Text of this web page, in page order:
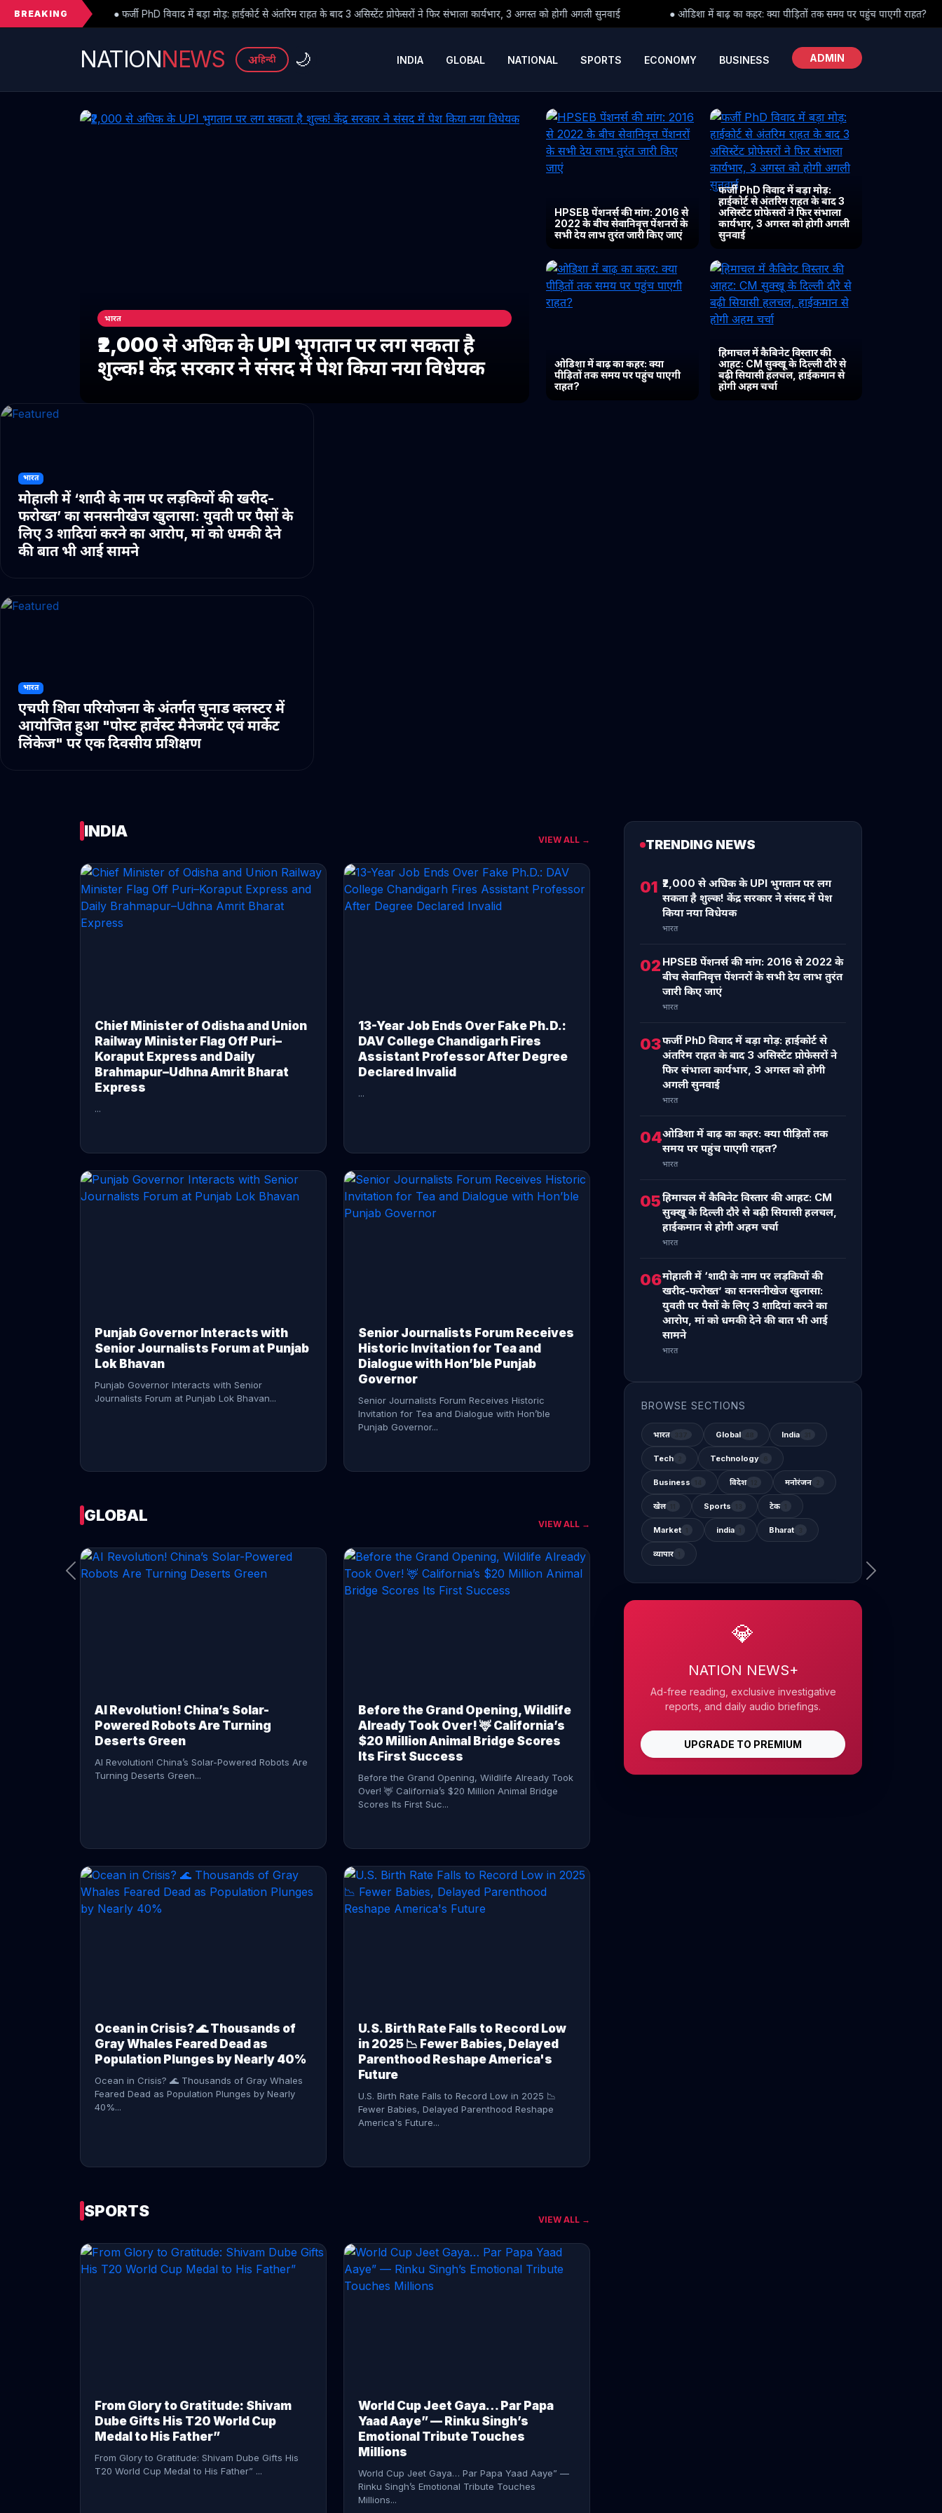
BREAKING
फर्जी PhD विवाद में बड़ा मोड़: हाईकोर्ट से अंतरिम राहत के बाद 3 असिस्टेंट प्रोफेसरों ने फिर संभाला कार्यभार, 3 अगस्त को होगी अगली सुनवाई ● ओडिशा में बाढ़ का कहर: क्या पीड़ितों तक समय पर पहुंच पाएगी राहत? ● हिमाचल में कैबिनेट
NATIONNEWS अहिन्दी 🌙 INDIA GLOBAL NATIONAL SPORTS ECONOMY BUSINESS ADMIN
भारत
₹2,000 से अधिक के UPI भुगतान पर लग सकता है
शुल्क! केंद्र सरकार ने संसद में पेश किया नया विधेयक
HPSEB पेंशनर्स की मांग: 2016 से
2022 के बीच सेवानिवृत्त पेंशनरों के
सभी देय लाभ तुरंत जारी किए जाएं
फर्जी PhD विवाद में बड़ा मोड़:
हाईकोर्ट से अंतरिम राहत के बाद 3
असिस्टेंट प्रोफेसरों ने फिर संभाला
कार्यभार, 3 अगस्त को होगी अगली
सुनवाई
ओडिशा में बाढ़ का कहर: क्या
पीड़ितों तक समय पर पहुंच पाएगी
राहत?
हिमाचल में कैबिनेट विस्तार की
आहट: CM सुक्खू के दिल्ली दौरे से
बढ़ी सियासी हलचल, हाईकमान से
होगी अहम चर्चा
भारत
मोहाली में ‘शादी के नाम पर लड़कियों की खरीद-
फरोख्त’ का सनसनीखेज खुलासा: युवती पर पैसों के
लिए 3 शादियां करने का आरोप, मां को धमकी देने
की बात भी आई सामने
भारत
एचपी शिवा परियोजना के अंतर्गत चुनाड क्लस्टर में
आयोजित हुआ "पोस्ट हार्वेस्ट मैनेजमेंट एवं मार्केट
लिंकेज" पर एक दिवसीय प्रशिक्षण
INDIA VIEW ALL →
Chief Minister of Odisha and Union
Railway Minister Flag Off Puri–
Koraput Express and Daily
Brahmapur–Udhna Amrit Bharat
Express
...
13-Year Job Ends Over Fake Ph.D.:
DAV College Chandigarh Fires
Assistant Professor After Degree
Declared Invalid
...
Punjab Governor Interacts with
Senior Journalists Forum at Punjab
Lok Bhavan
Punjab Governor Interacts with Senior
Journalists Forum at Punjab Lok Bhavan...
Senior Journalists Forum Receives
Historic Invitation for Tea and
Dialogue with Hon’ble Punjab
Governor
Senior Journalists Forum Receives Historic
Invitation for Tea and Dialogue with Hon’ble
Punjab Governor...
CONTINUE READING →
GLOBAL VIEW ALL →
AI Revolution! China’s Solar-
Powered Robots Are Turning
Deserts Green
AI Revolution! China’s Solar-Powered Robots Are
Turning Deserts Green...
Before the Grand Opening, Wildlife
Already Took Over! 🦌 California’s
$20 Million Animal Bridge Scores
Its First Success
Before the Grand Opening, Wildlife Already Took
Over! 🦌 California’s $20 Million Animal Bridge
Scores Its First Suc...
Ocean in Crisis? 🌊 Thousands of
Gray Whales Feared Dead as
Population Plunges by Nearly 40%
Ocean in Crisis? 🌊 Thousands of Gray Whales
Feared Dead as Population Plunges by Nearly
40%...
U.S. Birth Rate Falls to Record Low
in 2025 📉 Fewer Babies, Delayed
Parenthood Reshape America's
Future
U.S. Birth Rate Falls to Record Low in 2025 📉
Fewer Babies, Delayed Parenthood Reshape
America's Future...
CONTINUE READING →
SPORTS VIEW ALL →
From Glory to Gratitude: Shivam
Dube Gifts His T20 World Cup
Medal to His Father”
From Glory to Gratitude: Shivam Dube Gifts His
T20 World Cup Medal to His Father” ...
World Cup Jeet Gaya… Par Papa
Yaad Aaye” — Rinku Singh’s
Emotional Tribute Touches
Millions
World Cup Jeet Gaya… Par Papa Yaad Aaye” —
Rinku Singh’s Emotional Tribute Touches
Millions...
TRENDING NEWS
01 ₹2,000 से अधिक के UPI भुगतान पर लग
सकता है शुल्क! केंद्र सरकार ने संसद में पेश
किया नया विधेयक
भारत
02 HPSEB पेंशनर्स की मांग: 2016 से 2022 के
बीच सेवानिवृत्त पेंशनरों के सभी देय लाभ तुरंत
जारी किए जाएं
भारत
03फर्जी PhD विवाद में बड़ा मोड़: हाईकोर्ट से
अंतरिम राहत के बाद 3 असिस्टेंट प्रोफेसरों ने
फिर संभाला कार्यभार, 3 अगस्त को होगी
अगली सुनवाई
भारत
04ओडिशा में बाढ़ का कहर: क्या पीड़ितों तक
समय पर पहुंच पाएगी राहत?
भारत
05हिमाचल में कैबिनेट विस्तार की आहट: CM
सुक्खू के दिल्ली दौरे से बढ़ी सियासी हलचल,
हाईकमान से होगी अहम चर्चा
भारत
06मोहाली में ‘शादी के नाम पर लड़कियों की
खरीद-फरोख्त’ का सनसनीखेज खुलासा:
युवती पर पैसों के लिए 3 शादियां करने का
आरोप, मां को धमकी देने की बात भी आई
सामने
भारत
BROWSE SECTIONS
भारत Global India
Tech Technology
Business विदेश मनोरंजन
खेल Sports टेक
Market india Bharat
व्यापार
💎
NATION NEWS+
Ad-free reading, exclusive investigative
reports, and daily audio briefings.
UPGRADE TO PREMIUM